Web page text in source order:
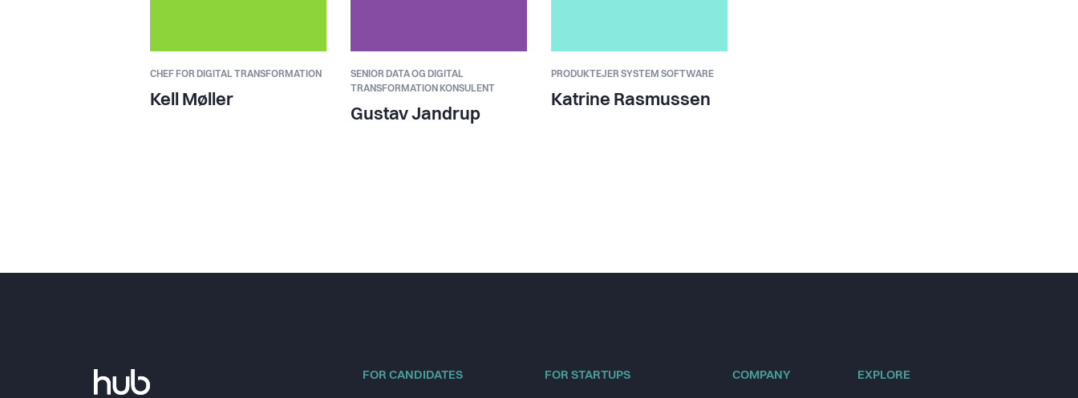
CHEF FOR DIGITAL TRANSFORMATION
Kell Møller
SENIOR DATA OG DIGITAL
TRANSFORMATION KONSULENT
Gustav Jandrup
PRODUKTEJER SYSTEM SOFTWARE
Katrine Rasmussen
FOR CANDIDATES FOR STARTUPS COMPANY EXPLORE